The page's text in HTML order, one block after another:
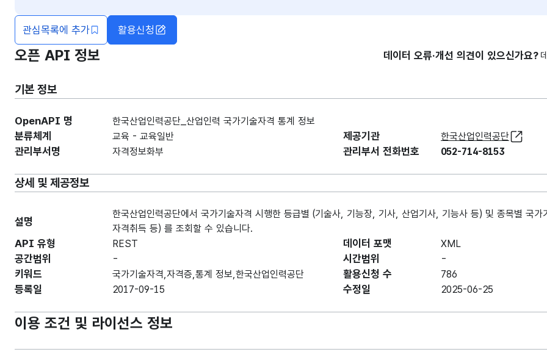
관심목록에 추가 활용신청
오픈 API 정보 데이터 오류·개선 의견이 있으신가요?
기본 정보
OpenAPI 명 한국산업인력공단_산업인력 국가기술자격 통계 정보
분류체계 교육 - 교육일반 제공기관 한국산업인력공단
관리부서명 자격정보화부 관리부서 전화번호 052-714-8153
상세 및 제공정보
설명
한국산업인력공단에서 국가기술자격 시행한 등급별 (기술사, 기능장, 기사, 산업기사, 기능사 등) 및 종목별 국가
자격취득 등) 를 조회할 수 있습니다.
API 유형 REST 데이터 포맷 XML
공간범위 - 시간범위 -
키워드 국가기술자격,자격증,통계 정보,한국산업인력공단 활용신청 수 786
등록일 2017-09-15 수정일 2025-06-25
이용 조건 및 라이선스 정보